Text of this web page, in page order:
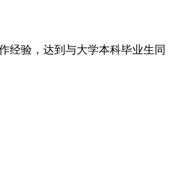
经验，达到与大学本科毕业生同